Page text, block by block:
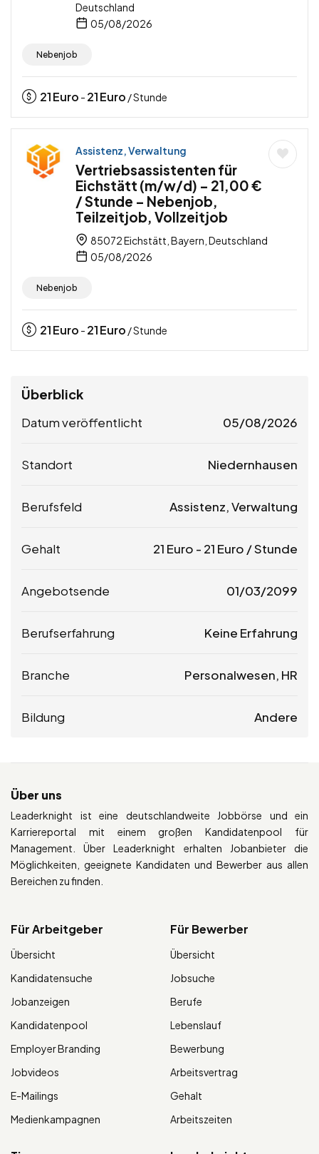
Deutschland
05/08/2026
Nebenjob
21Euro - 21Euro / Stunde
Assistenz, Verwaltung
Vertriebsassistenten für
Eichstätt (m/w/d) – 21,00 €
/ Stunde – Nebenjob,
Teilzeitjob, Vollzeitjob
85072 Eichstätt, Bayern, Deutschland
05/08/2026
Nebenjob
21Euro - 21Euro / Stunde
Überblick
Datum veröffentlicht 05/08/2026
Standort Niedernhausen
Berufsfeld Assistenz, Verwaltung
Gehalt 21 Euro - 21 Euro / Stunde
Angebotsende 01/03/2099
Berufserfahrung Keine Erfahrung
Branche Personalwesen, HR
Bildung Andere
Über uns
Leaderknight ist eine deutschlandweite Jobbörse und ein
Karriereportal mit einem großen Kandidatenpool für
Management. Über Leaderknight erhalten Jobanbieter die
Möglichkeiten, geeignete Kandidaten und Bewerber aus allen
Bereichen zu finden.
Für Arbeitgeber
Übersicht
Kandidatensuche
Jobanzeigen
Kandidatenpool
Employer Branding
Jobvideos
E-Mailings
Medienkampagnen
Für Bewerber
Übersicht
Jobsuche
Berufe
Lebenslauf
Bewerbung
Arbeitsvertrag
Gehalt
Arbeitszeiten